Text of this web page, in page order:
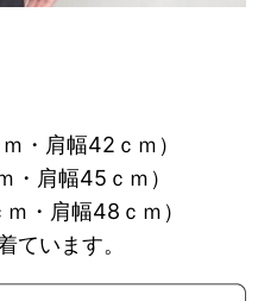
・肩幅42ｃｍ）
・肩幅45ｃｍ）
・肩幅48ｃｍ）
ています。